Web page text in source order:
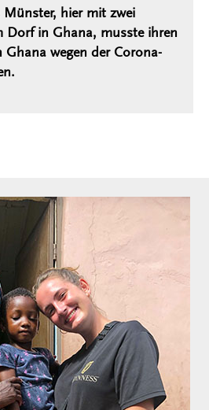
Münster, hier mit zwei
Dorf in Ghana, musste ihren
Ghana wegen der Corona-